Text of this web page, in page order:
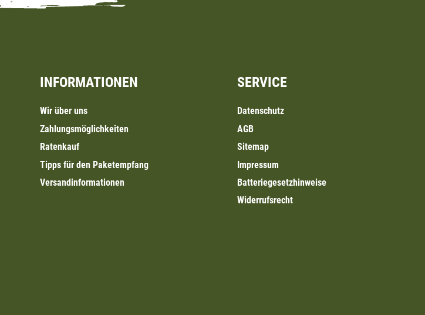
INFORMATIONEN
Wir über uns
Zahlungsmöglichkeiten
Ratenkauf
Tipps für den Paketempfang
Versandinformationen
SERVICE
Datenschutz
AGB
Sitemap
Impressum
Batteriegesetzhinweise
Widerrufsrecht